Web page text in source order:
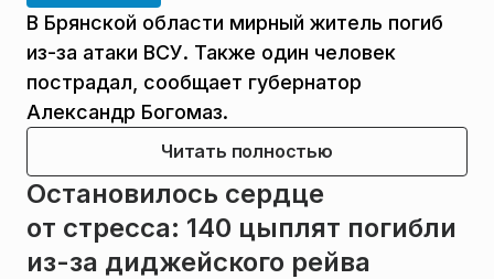
В Брянской области мирный житель погиб
из-за атаки ВСУ. Также один человек
пострадал, сообщает губернатор
Александр Богомаз.
Читать полностью
Остановилось сердце
от стресса: 140 цыплят погибли
из-за диджейского рейва